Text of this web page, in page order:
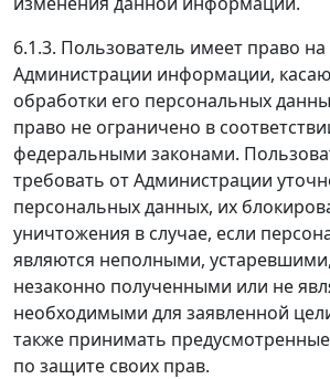
6.1.3. Пользователь имеет право
Администрации информации,
обработки его персональных
право не ограничено в
федеральными законами.
требовать от Администрации
персональных данных, их
уничтожения в случае, если
являются неполными,
незаконно полученными или не
необходимыми для заявленной
также принимать
по защите своих прав.